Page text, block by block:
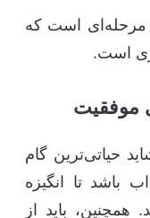
مرحله‌ای است که
است.
حیاتی‌ترین گام
باشد تا انگیزه
همچنین، باید از